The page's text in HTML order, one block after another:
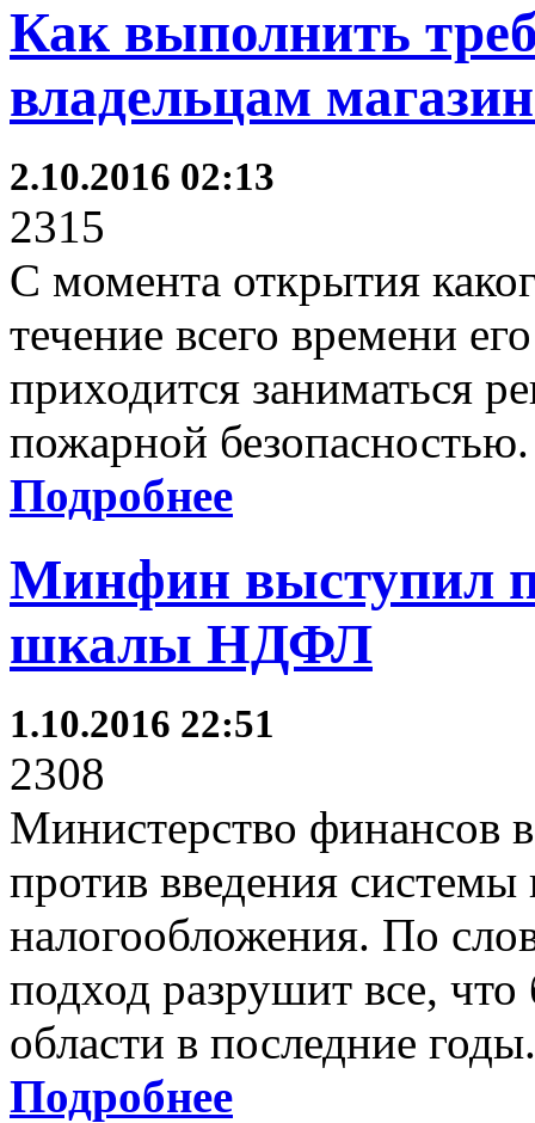
Как выполнить
владельцам
2.10.2016 02:13
2315
С момента открытия
течение всего времени
приходится заниматься
пожарной безопасностью.
Подробнее
Минфин выступил
шкалы НДФЛ
1.10.2016 22:51
2308
Министерство финансов
против введения системы
налогообложения. По
подход разрушит все,
области в последние годы.
Подробнее